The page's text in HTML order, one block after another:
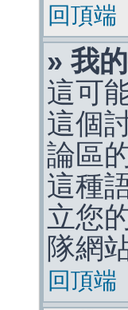
回頂端
» 我
這可
這個
論區
這種
立您
隊網
回頂端